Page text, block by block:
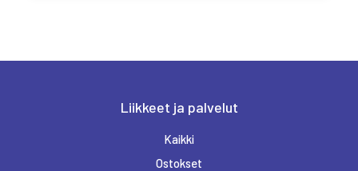
Liikkeet ja palvelut
Kaikki
Ostokset